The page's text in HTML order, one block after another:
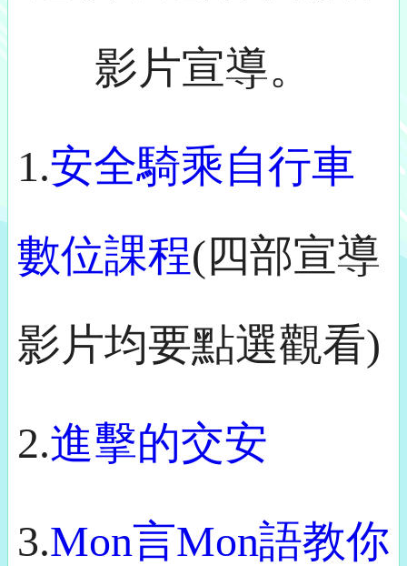
影片宣導。
1.安全騎乘自行車
數位課程(四部宣導
影片均要點選觀看)
2.進擊的交安
3.Mon言Mon語教你